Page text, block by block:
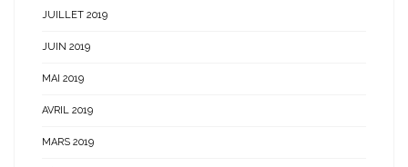
JUILLET 2019
JUIN 2019
MAI 2019
AVRIL 2019
MARS 2019